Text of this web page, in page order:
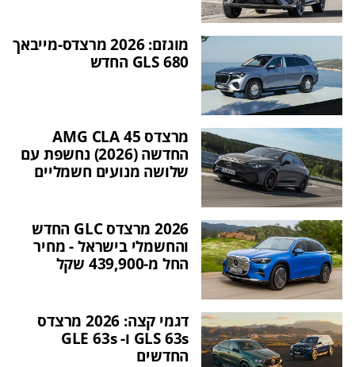
מוגזם: 2026 מרצדס-מייבאך
GLS 680 החדש
מרצדס AMG CLA 45
החדשה (2026) נחשפת עם
שלושה מנועים חשמליים
2026 מרצדס GLC החדש
והחשמלי בישראל - מחיר
החל מ-439,900 שקל
דגמי קצה: 2026 מרצדס
GLS 63s ו- GLE 63s
החדשים